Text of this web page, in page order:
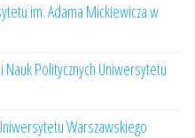
im. Adama Mickiewicza w
Politycznych Uniwersytetu
Warszawskiego